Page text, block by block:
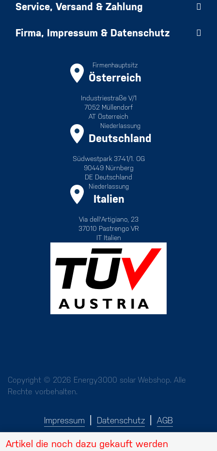
Artikel die noch dazu gekauft werden
Service, Versand & Zahlung
Firma, Impressum & Datenschutz
Firmenhauptsitz
Österreich
Industriestraße V/1
7052 Müllendorf
AT Österreich
Niederlassung
Deutschland
Südwestpark 37-41/1. OG
90449 Nürnberg
DE Deutschland
Niederlassung
Italien
Via dell'Artigiano, 23
37010 Pastrengo VR
IT Italien
Copyright © 2026 Energy3000 solar Webshop. Alle
Rechte vorbehalten.
Impressum Datenschutz AGB